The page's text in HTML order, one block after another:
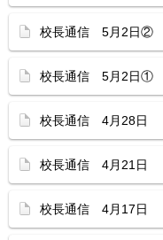
校長通信 5月2日②
校長通信 5月2日①
校長通信 4月28日
校長通信 4月21日
校長通信 4月17日